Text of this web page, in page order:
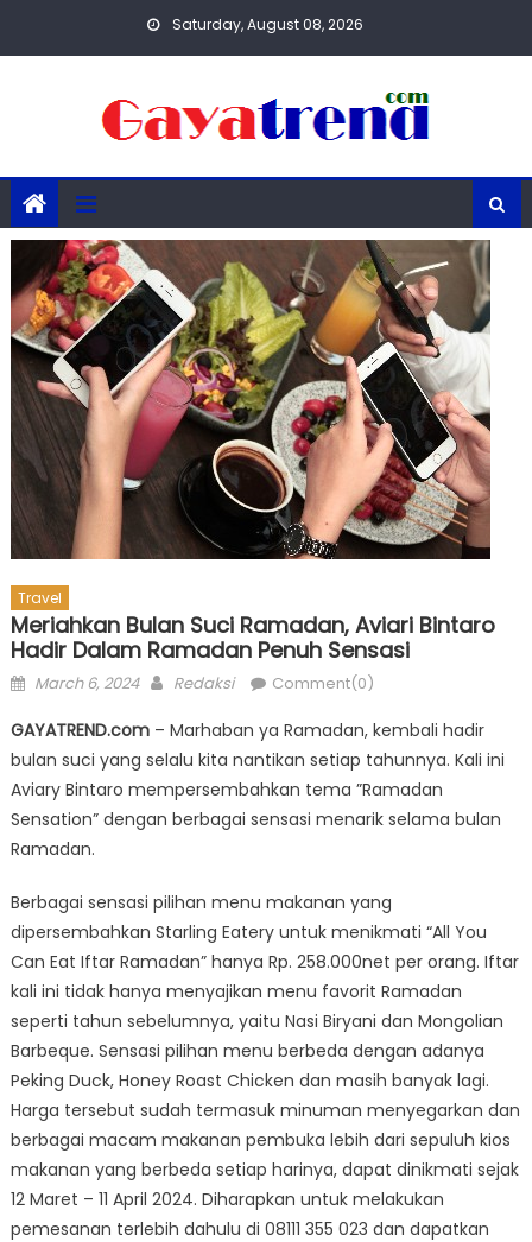
Saturday, August 08, 2026
Travel
Meriahkan Bulan Suci Ramadan, Aviari Bintaro
Hadir Dalam Ramadan Penuh Sensasi
Posted
March 6, 2024 Author
Redaksi Comment(0)
GAYATREND.com– Marhaban ya Ramadan, kembali hadir
bulan suci yang selalu kita nantikan setiap tahunnya. Kali ini
Aviary Bintaro mempersembahkan tema ”Ramadan
Sensation” dengan berbagai sensasi menarik selama bulan
Ramadan.
Berbagai sensasi pilihan menu makanan yang
dipersembahkan Starling Eatery untuk menikmati “All You
Can Eat Iftar Ramadan” hanya Rp. 258.000net per orang. Iftar
kali ini tidak hanya menyajikan menu favorit Ramadan
seperti tahun sebelumnya, yaitu Nasi Biryani dan Mongolian
Barbeque. Sensasi pilihan menu berbeda dengan adanya
Peking Duck, Honey Roast Chicken dan masih banyak lagi.
Harga tersebut sudah termasuk minuman menyegarkan dan
berbagai macam makanan pembuka lebih dari sepuluh kios
makanan yang berbeda setiap harinya, dapat dinikmati sejak
12 Maret – 11 April 2024. Diharapkan untuk melakukan
pemesanan terlebih dahulu di 08111 355 023 dan dapatkan